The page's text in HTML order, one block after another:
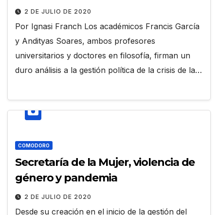
2 DE JULIO DE 2020
Por Ignasi Franch Los académicos Francis García
y Andityas Soares, ambos profesores
universitarios y doctores en filosofía, firman un
duro análisis a la gestión política de la crisis de la…
COMODORO
Secretaría de la Mujer, violencia de
género y pandemia
2 DE JULIO DE 2020
Desde su creación en el inicio de la gestión del